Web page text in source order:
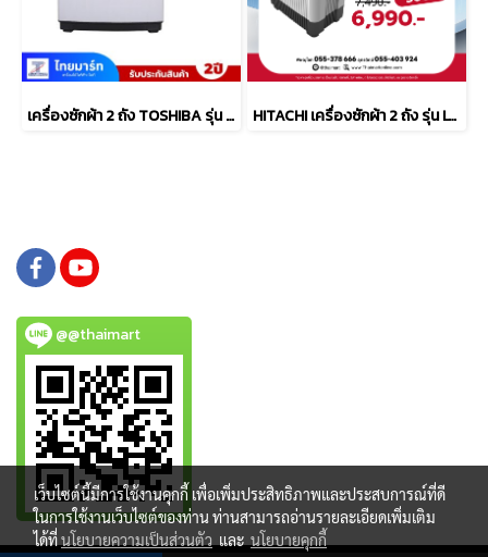
เครื่องซักผ้า 2 ถัง TOSHIBA รุ่น VH-Q130MT 12 กก. HITACHI เครื่องซักผ้า 2 ถัง รุ่น LTT16JWT MRG ขนาด 16 กก. Non-Inverter
@@thaimart
เว็บไซต์นี้มีการใช้งานคุกกี้ เพื่อเพิ่มประสิทธิภาพและประสบการณ์ที่ดี
ในการใช้งานเว็บไซต์ของท่าน ท่านสามารถอ่านรายละเอียดเพิ่มเติม
ได้ที่นโยบายความเป็นส่วนตัว และ นโยบายคุกกี้